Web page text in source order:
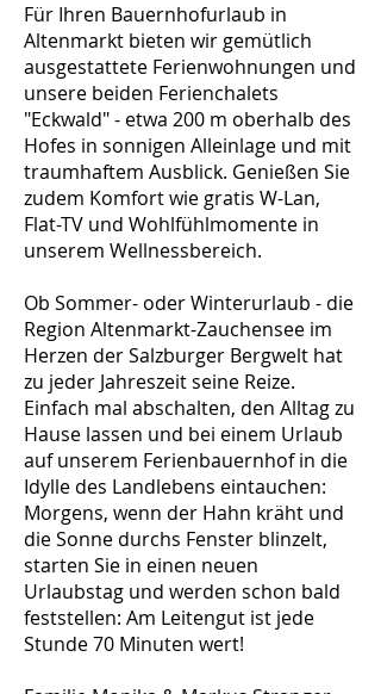
Für Ihren Bauernhofurlaub in
Altenmarkt bieten wir gemütlich
ausgestattete Ferienwohnungen und
unsere beiden Ferienchalets
"Eckwald" - etwa 200 m oberhalb des
Hofes in sonnigen Alleinlage und mit
traumhaftem Ausblick. Genießen Sie
zudem Komfort wie gratis W-Lan,
Flat-TV und Wohlfühlmomente in
unserem Wellnessbereich.
Ob Sommer- oder Winterurlaub - die
Region Altenmarkt-Zauchensee im
Herzen der Salzburger Bergwelt hat
zu jeder Jahreszeit seine Reize.
Einfach mal abschalten, den Alltag zu
Hause lassen und bei einem Urlaub
auf unserem Ferienbauernhof in die
Idylle des Landlebens eintauchen:
Morgens, wenn der Hahn kräht und
die Sonne durchs Fenster blinzelt,
starten Sie in einen neuen
Urlaubstag und werden schon bald
feststellen: Am Leitengut ist jede
Stunde 70 Minuten wert!